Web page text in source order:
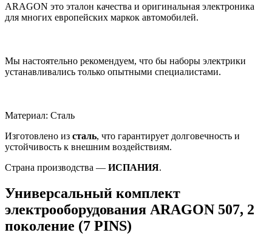
ARAGON это эталон качества и оригинальная электроника
для многих европейских маркок автомобилей.
Мы настоятельно рекомендуем, что бы наборы электрики
устанавливались только опытными специалистами.
Материал: Сталь
Изготовлено из сталь, что гарантирует долговечность и
устойчивость к внешним воздействиям.
Страна производства — ИСПАНИЯ.
Универсальный комплект
электрооборудования ARAGON 507, 2
поколение (7 PINS)